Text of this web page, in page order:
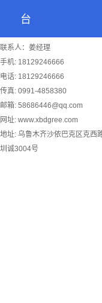
台
联系人：姜经理
手机: 18129246666
电话: 18129246666
传真: 0991-4858380
邮箱: 58686446@qq.com
网址: www.xbdgree.com
地址: 乌鲁木齐沙依巴克区克西
圳诚3004号